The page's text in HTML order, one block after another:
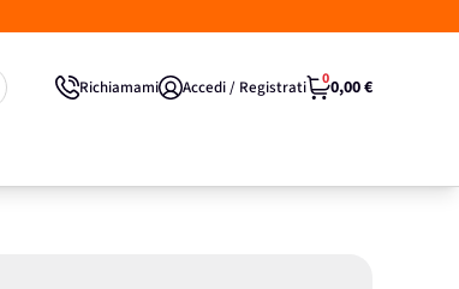
Richiamami Accedi / Registrati 00,00 €